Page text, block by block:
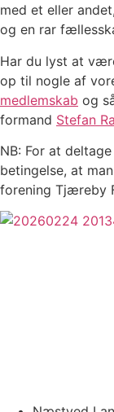
med et eller
og en rar
Har du lyst at
op til nogle af
medlemskab og
formand Stefan
NB: For at
betingelse, at
forening Tjæreby